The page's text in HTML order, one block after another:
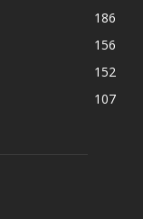
186
156
152
107